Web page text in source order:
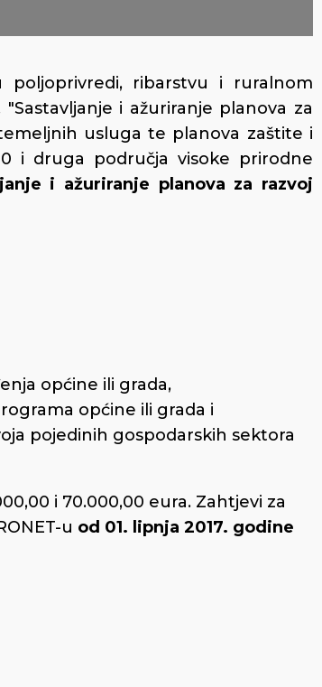
poljoprivredi, ribarstvu i ruralnom
i ažuriranje planova za
usluga te planova zaštite i
i druga područja visoke prirodne
i ažuriranje planova za razvoj
općine ili grada,
općine ili grada i
pojedinih gospodarskih sektora
i 70.000,00 eura. Zahtjevi za
u od 01. lipnja 2017. godine